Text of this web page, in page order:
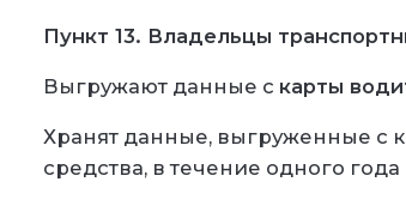
Пункт 13. Владельцы
Выгружают данные с карты
Хранят данные, выгруженные с
средства, в течение одного